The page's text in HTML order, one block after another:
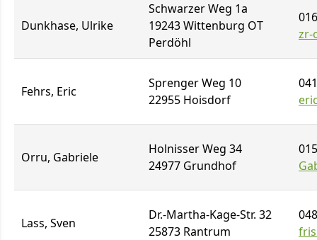
Dunkhase, Ulrike
Schwarzer Weg 1a
19243 Wittenburg OT
Perdöhl
zr-
Fehrs, Eric
Sprenger Weg 10
22955 Hoisdorf
Orru, Gabriele
Holnisser Weg 34
24977 Grundhof
Lass, Sven
Dr.-Martha-Kage-Str. 32
25873 Rantrum